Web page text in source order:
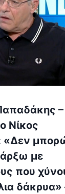
–
Νίκος
«Δεν
με
που
δάκρυα»